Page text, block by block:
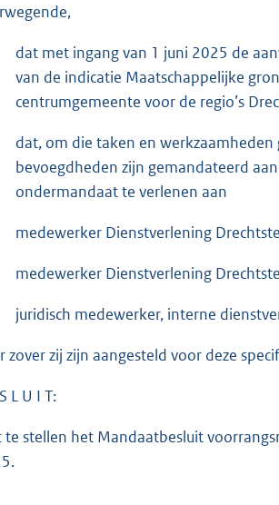
dat met ingang van 1 juni 2025 de
van de indicatie Maatschappelijke
centrumgemeente voor de regio’s
dat, om die taken en
bevoegdheden zijn gemandateerd
ondermandaat te verlenen aan
medewerker Dienstverlening
medewerker Dienstverlening
juridisch medewerker, interne
zover zij zijn aangesteld voor deze
L U I T:
te stellen het Mandaatbesluit